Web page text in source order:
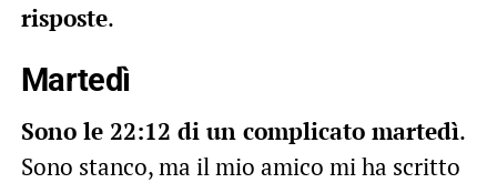
risposte.
Martedì
Sono le 22:12 di un complicato martedì.
Sono stanco, ma il mio amico mi ha scritto